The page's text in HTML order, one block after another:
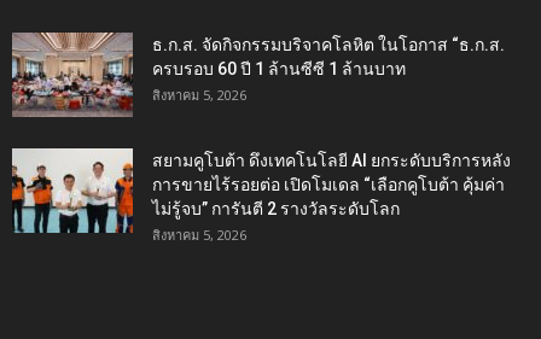
ธ.ก.ส. จัดกิจกรรมบริจาคโลหิต ในโอกาส “ธ.ก.ส.
ครบรอบ 60 ปี 1 ล้านซีซี 1 ล้านบาท
สิงหาคม 5, 2026
สยามคูโบต้า ดึงเทคโนโลยี AI ยกระดับบริการหลัง
การขายไร้รอยต่อ เปิดโมเดล “เลือกคูโบต้า คุ้มค่า
ไม่รู้จบ” การันตี 2 รางวัลระดับโลก
สิงหาคม 5, 2026